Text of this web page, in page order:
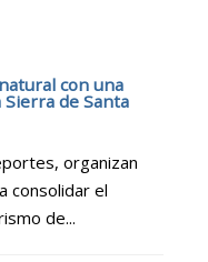
con una
de Santa
organizan
consolidar el
de...